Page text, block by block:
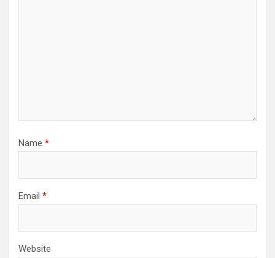
Name *
Email *
Website